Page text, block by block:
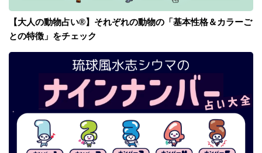
【大人の動物占い®】それぞれの動物の「基本性格＆カラーご
との特徴」をチェック